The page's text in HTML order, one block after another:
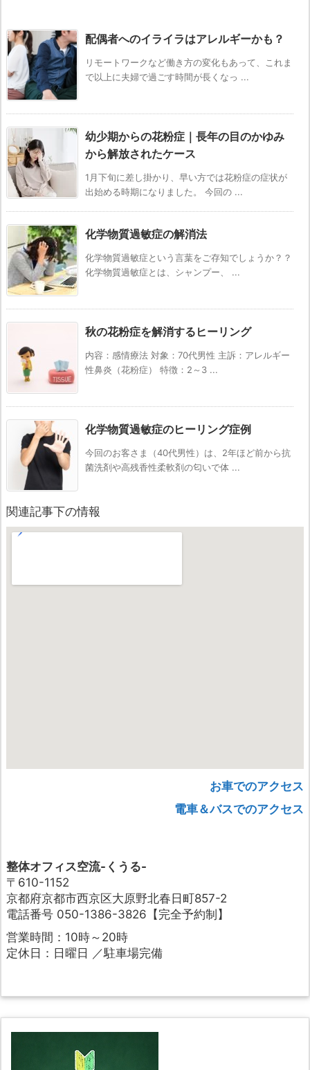
配偶者へのイライラはアレルギーかも？
リモートワークなど働き方の変化もあって、これま
で以上に夫婦で過ごす時間が長くなっ ...
幼少期からの花粉症｜長年の目のかゆみ
から解放されたケース
1月下旬に差し掛かり、早い方では花粉症の症状が
出始める時期になりました。 今回の ...
化学物質過敏症の解消法
化学物質過敏症という言葉をご存知でしょうか？？
化学物質過敏症とは、シャンプー、 ...
秋の花粉症を解消するヒーリング
内容：感情療法 対象：70代男性 主訴：アレルギー
性鼻炎（花粉症） 特徴：2～3 ...
化学物質過敏症のヒーリング症例
今回のお客さま（40代男性）は、2年ほど前から抗
菌洗剤や高残香性柔軟剤の匂いで体 ...
関連記事下の情報
お車でのアクセス
電車＆バスでのアクセス
整体オフィス空流-くうる-
〒610-1152
京都府京都市西京区大原野北春日町857-2
電話番号 050-1386-3826【完全予約制】
営業時間：10時～20時
定休日：日曜日 ／駐車場完備